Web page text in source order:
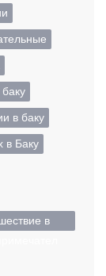
в баку
в Баку
в